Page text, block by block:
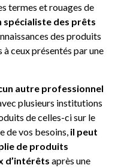
termes et rouages de
spécialiste des prêts
des produits
ceux présentés par une
autre professionnel
plusieurs institutions
de celles-ci sur le
de vos besoins, il peut
de produits
d’intérêts après une